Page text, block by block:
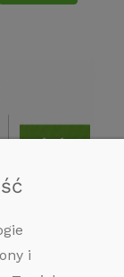
i